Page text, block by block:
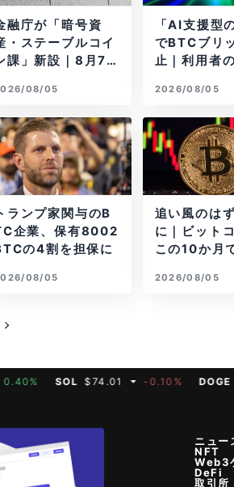
融庁が「暗号資
・ステーブルコイ
課」新設｜8月7
08/05
「AI支援型
でBTCブリ
止｜利用者
2026/08/05
ランプ家関与のB
企業、保有8002
の4割を担保に
08/05
追い風のは
に｜ビット
この10か月
2026/08/05
SOL $74.01 -0.10% DOGE $0.07
ニュー
NFT
Web3
DeFi
取引所